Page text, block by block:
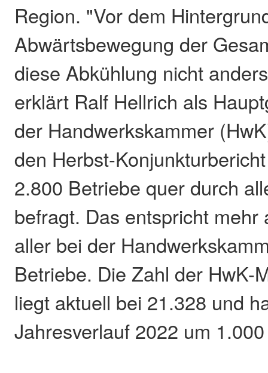
Region. "Vor dem
Abwärtsbewegung der
diese Abkühlung nicht
erklärt Ralf Hellrich als
der Handwerkskammer
den Herbst-
2.800 Betriebe quer durch
befragt. Das entspricht mehr
aller bei der
Betriebe. Die Zahl der HwK-
liegt aktuell bei 21.328 und
Jahresverlauf 2022 um